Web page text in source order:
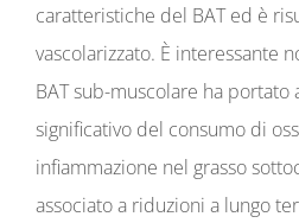
caratteristiche del BAT ed è
vascolarizzato. È interessante
BAT sub-muscolare ha portato
significativo del consumo di
infiammazione nel grasso
associato a riduzioni a lungo